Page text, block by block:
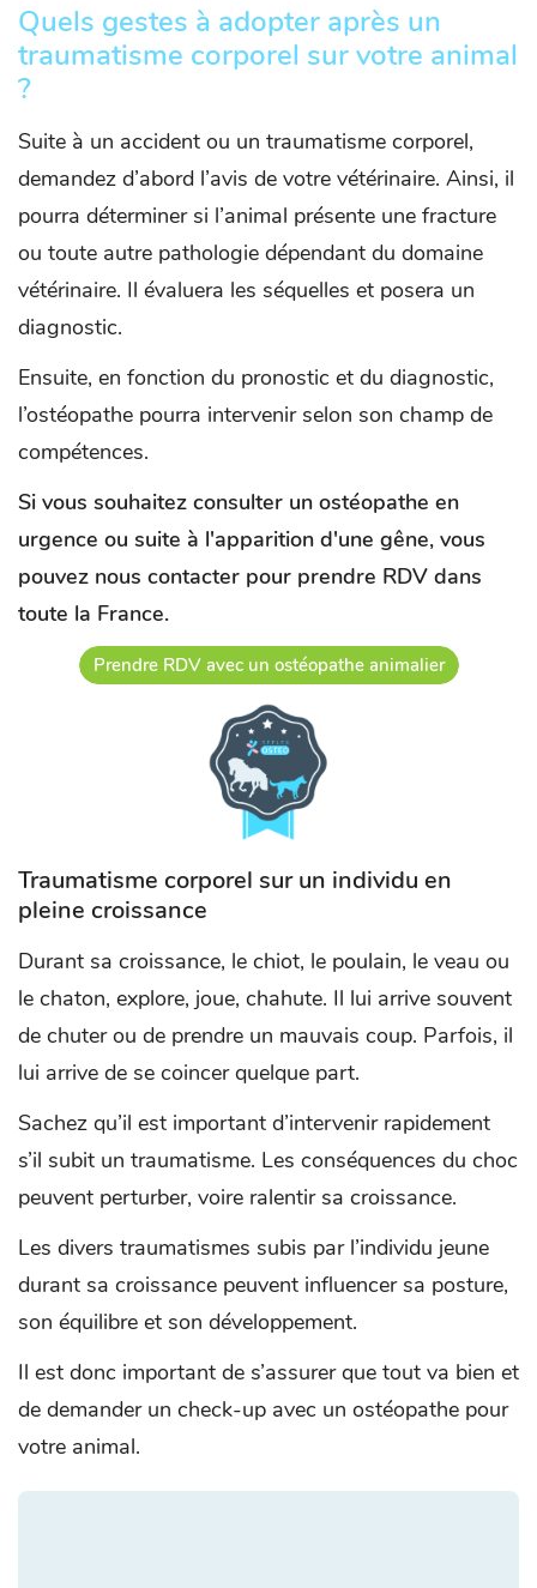
Quels gestes à adopter après un
traumatisme corporel sur votre animal
?
Suite à un accident ou un traumatisme corporel,
demandez d’abord l’avis de votre vétérinaire. Ainsi, il
pourra déterminer si l’animal présente une fracture
ou toute autre pathologie dépendant du domaine
vétérinaire. Il évaluera les séquelles et posera un
diagnostic.
Ensuite, en fonction du pronostic et du diagnostic,
l’ostéopathe pourra intervenir selon son champ de
compétences.
Si vous souhaitez consulter un ostéopathe en
urgence ou suite à l'apparition d'une gêne, vous
pouvez nous contacter pour prendre RDV dans
toute la France.
Prendre RDV avec un ostéopathe animalier
Traumatisme corporel sur un individu en
pleine croissance
Durant sa croissance, le chiot, le poulain, le veau ou
le chaton, explore, joue, chahute. Il lui arrive souvent
de chuter ou de prendre un mauvais coup. Parfois, il
lui arrive de se coincer quelque part.
Sachez qu’il est important d’intervenir rapidement
s’il subit un traumatisme. Les conséquences du choc
peuvent perturber, voire ralentir sa croissance.
Les divers traumatismes subis par l’individu jeune
durant sa croissance peuvent influencer sa posture,
son équilibre et son développement.
Il est donc important de s’assurer que tout va bien et
de demander un check-up avec un ostéopathe pour
votre animal.